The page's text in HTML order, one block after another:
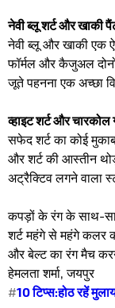
नेवी ब्लू शर्ट और खाकी
नेवी ब्लू और खाकी एक
फॉर्मल और कैजुअल
जूते पहनना एक अच्छा
व्हाइट शर्ट और
सफेद शर्ट का कोई
और शर्ट की आस्तीन
अट्रैक्टिव लगने वाला
कपड़ों के रंग के साथ-
शर्ट महंगे से महंगे कलर
और बेल्ट का रंग मैच
हेमलता शर्मा, जयपुर
#10 टिप्स:होठ रहें